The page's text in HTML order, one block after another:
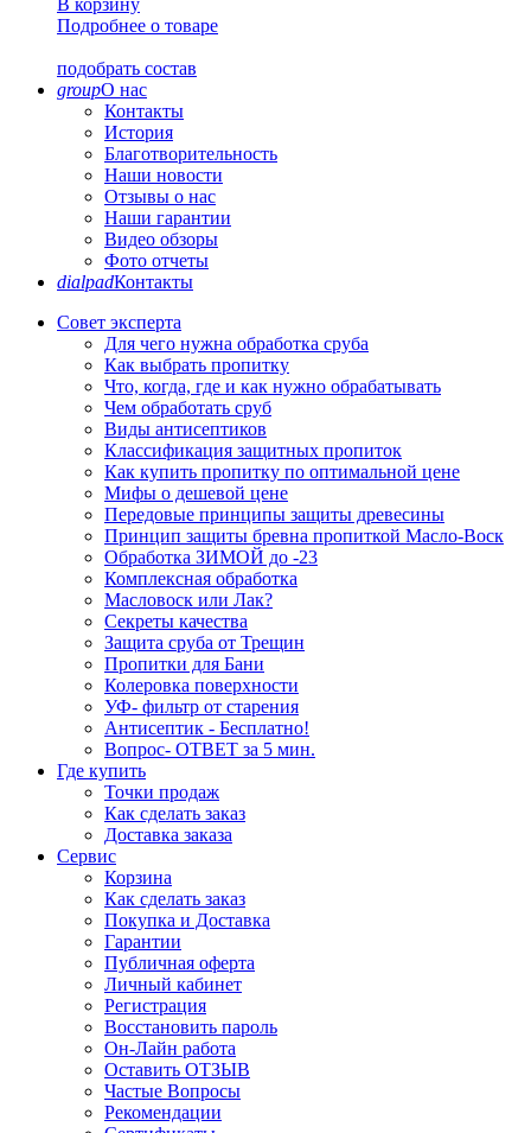
В корзину
Подробнее о товаре
подобрать состав
groupО нас
Контакты
История
Благотворительность
Наши новости
Отзывы о нас
Наши гарантии
Видео обзоры
Фото отчеты
dialpadКонтакты
Совет эксперта
Для чего нужна обработка сруба
Как выбрать пропитку
Что, когда, где и как нужно обрабатывать
Чем обработать сруб
Виды антисептиков
Классификация защитных пропиток
Как купить пропитку по оптимальной цене
Мифы о дешевой цене
Передовые принципы защиты древесины
Принцип защиты бревна пропиткой Масло-Воск
Обработка ЗИМОЙ до -23
Комплексная обработка
Масловоск или Лак?
Секреты качества
Защита сруба от Трещин
Пропитки для Бани
Колеровка поверхности
УФ- фильтр от старения
Антисептик - Бесплатно!
Вопрос- ОТВЕТ за 5 мин.
Где купить
Точки продаж
Как сделать заказ
Доставка заказа
Сервис
Корзина
Как сделать заказ
Покупка и Доставка
Гарантии
Публичная оферта
Личный кабинет
Регистрация
Восстановить пароль
Он-Лайн работа
Оставить ОТЗЫВ
Частые Вопросы
Рекомендации